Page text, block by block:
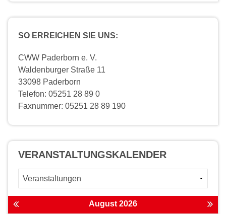
SO ERREICHEN SIE UNS:
CWW Paderborn e. V.
Waldenburger Straße 11
33098 Paderborn
Telefon: 05251 28 89 0
Faxnummer: 05251 28 89 190
VERANSTALTUNGS­KALENDER
August 2026